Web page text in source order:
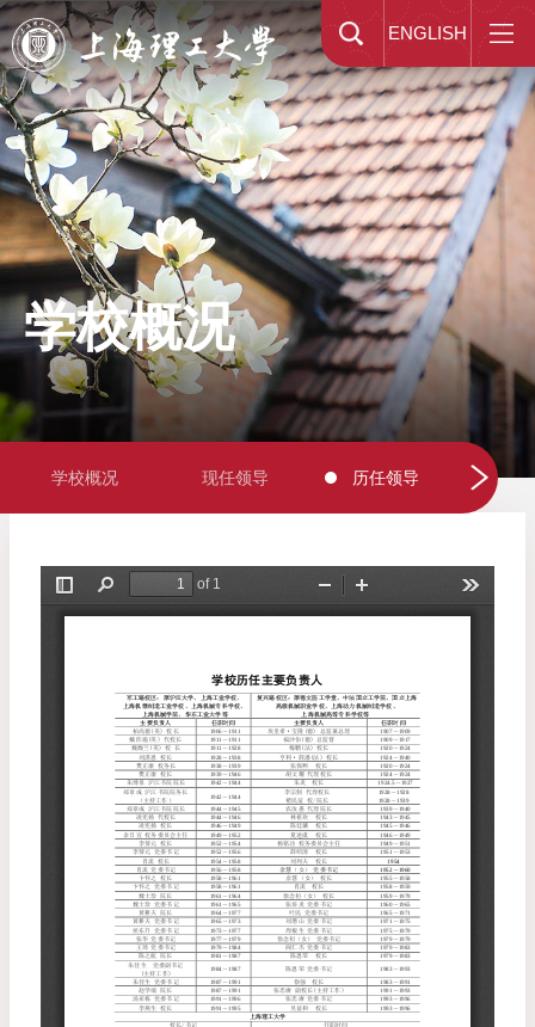
ENGLISH
学校概况
学校概况 现任领导 历任领导 校